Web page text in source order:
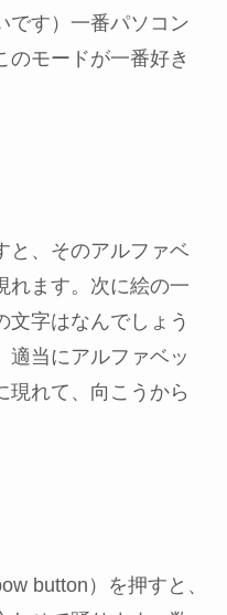
です）一番パソコン
のモードが一番好き
と、そのアルファベ
れます。次に絵の一
文字はなんでしょう
適当にアルファベッ
現れて、向こうから
button）を押すと、